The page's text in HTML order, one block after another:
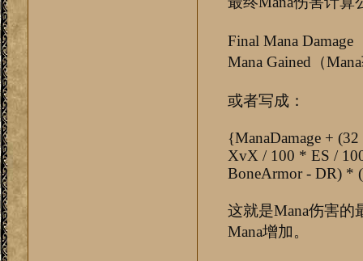
Final Mana Damage
Mana Gained（
或者写成：
{ManaDamage +
XvX / 100 * ES /
BoneArmor - DR) *
这就是Mana伤害的
Mana增加。